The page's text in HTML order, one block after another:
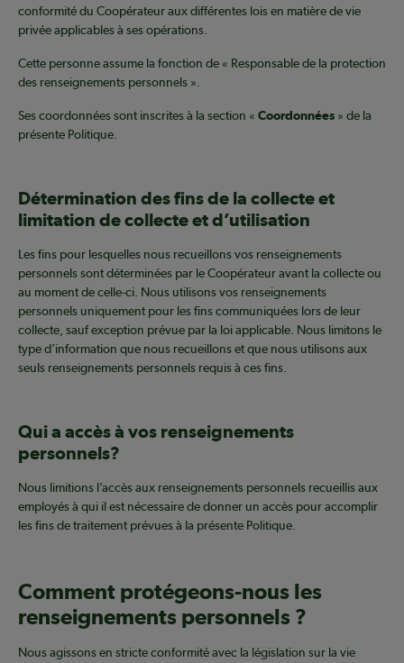
conformité du Coopérateur aux différentes lois en matière de vie
privée applicables à ses opérations.
Cette personne assume la fonction de « Responsable de la protection
des renseignements personnels ».
Ses coordonnées sont inscrites à la section « Coordonnées » de la
présente Politique.
Détermination des fins de la collecte et
limitation de collecte et d’utilisation
Les fins pour lesquelles nous recueillons vos renseignements
personnels sont déterminées par le Coopérateur avant la collecte ou
au moment de celle-ci. Nous utilisons vos renseignements
personnels uniquement pour les fins communiquées lors de leur
collecte, sauf exception prévue par la loi applicable. Nous limitons le
type d’information que nous recueillons et que nous utilisons aux
seuls renseignements personnels requis à ces fins.
Qui a accès à vos renseignements
personnels?
Nous limitions l’accès aux renseignements personnels recueillis aux
employés à qui il est nécessaire de donner un accès pour accomplir
les fins de traitement prévues à la présente Politique.
Comment protégeons-nous les
renseignements personnels ?
Nous agissons en stricte conformité avec la législation sur la vie